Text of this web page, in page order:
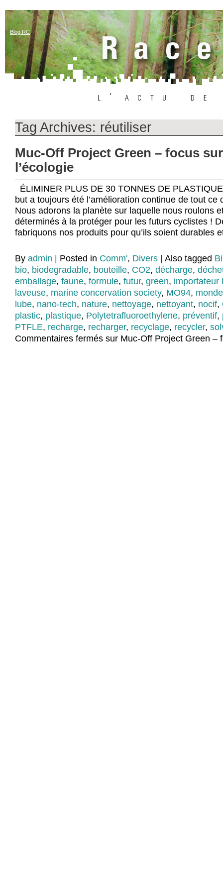
Blog RC
Tag Archives: réutiliser
Muc-Off Project Green – focus sur
l’écologie
ÉLIMINER PLUS DE 30 TONNES DE
but a toujours été l’amélioration continue de tout ce
Nous adorons la planète sur laquelle nous roulons
déterminés à la protéger pour les futurs cyclistes !
fabriquons nos produits pour qu’ils soient durables
By admin Posted in Comm', Divers Also tagged
bio, biodegradable, bouteille, CO2, décharge,
emballage, faune, formule, futur, green, importateur
laveuse, marine concervation society, MO94, monde
lube, nano-tech, nature, nettoyage, nettoyant, nocif,
plastic, plastique, Polytetrafluoroethylene, préventif,
PTFLE, recharge, recharger, recyclage, recycler,
Commentaires fermés sur Muc-Off Project Green –